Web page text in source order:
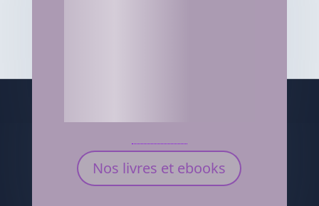
Nos livres et ebooks